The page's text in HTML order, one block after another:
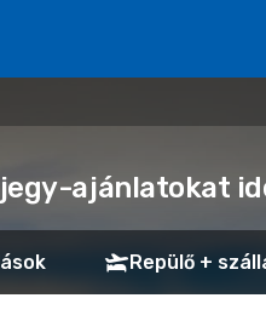
ajánlatokat
Repülő +